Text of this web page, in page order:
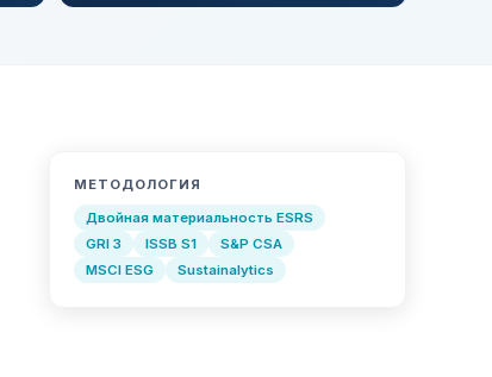
МЕТОДОЛОГИЯ
Двойная материальность ESRS
GRI 3
ISSB S1
S&P CSA
MSCI ESG
Sustainalytics